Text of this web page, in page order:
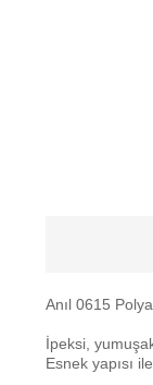
Anıl 0615
İpeksi,
Esnek yapısı